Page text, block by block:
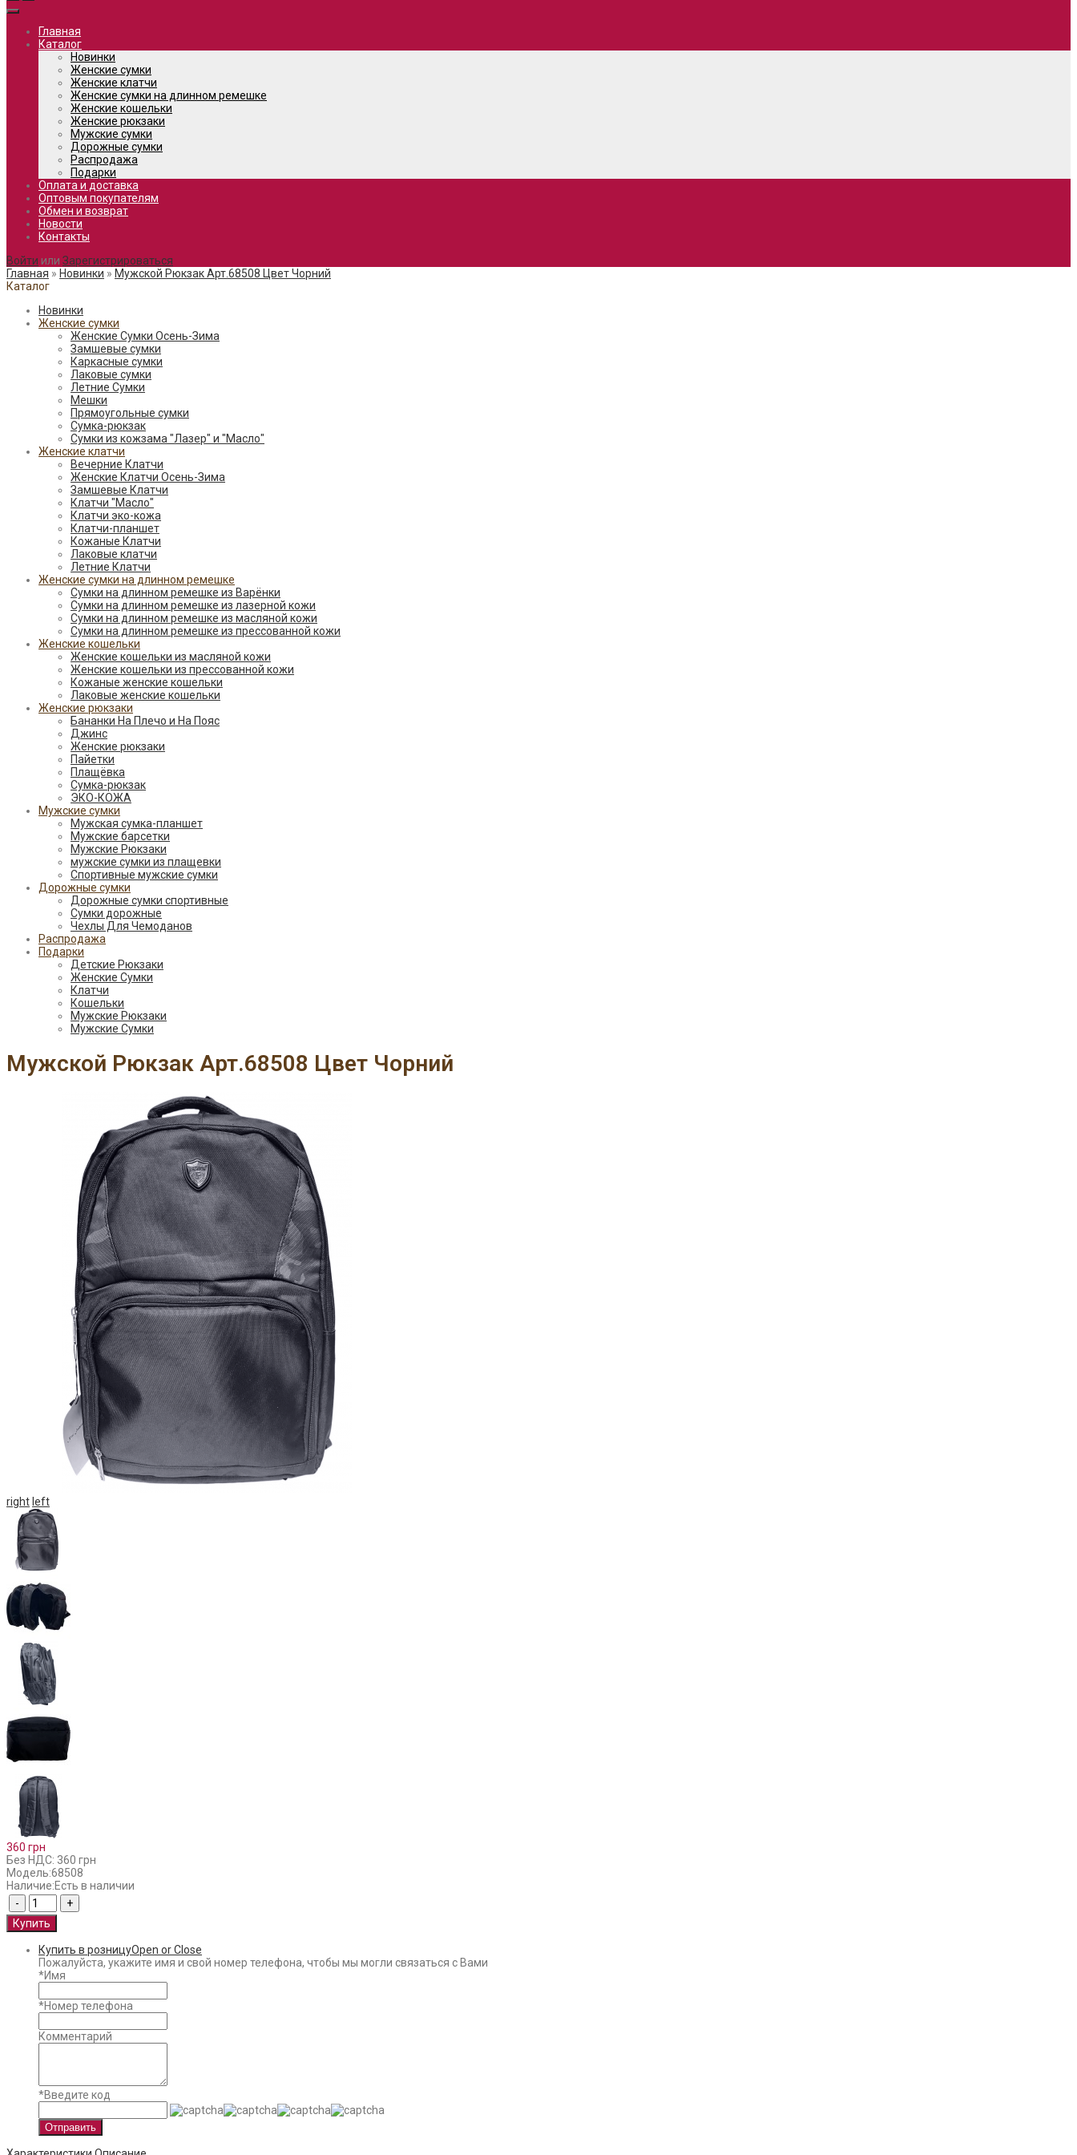
Главная
Каталог
Новинки
Женские сумки
Женские клатчи
Женские сумки на длинном ремешке
Женские кошельки
Женские рюкзаки
Мужские сумки
Дорожные сумки
Распродажа
Подарки
Оплата и доставка
Оптовым покупателям
Обмен и возврат
Новости
Контакты
Войти или Зарегистрироваться
Главная » Новинки » Мужской Рюкзак Арт.68508 Цвет Чорний
Каталог
Новинки
Женские сумки
Женские Сумки Осень-Зима
Замшевые сумки
Каркасные сумки
Лаковые сумки
Летние Сумки
Мешки
Прямоугольные сумки
Сумка-рюкзак
Сумки из кожзама "Лазер" и "Масло"
Женские клатчи
Вечерние Клатчи
Женские Клатчи Осень-Зима
Замшевые Клатчи
Клатчи "Масло"
Клатчи эко-кожа
Клатчи-планшет
Кожаные Клатчи
Лаковые клатчи
Летние Клатчи
Женские сумки на длинном ремешке
Сумки на длинном ремешке из Варёнки
Сумки на длинном ремешке из лазерной кожи
Сумки на длинном ремешке из масляной кожи
Сумки на длинном ремешке из прессованной кожи
Женские кошельки
Женские кошельки из масляной кожи
Женские кошельки из прессованной кожи
Кожаные женские кошельки
Лаковые женские кошельки
Женские рюкзаки
Бананки На Плечо и На Пояс
Джинс
Женские рюкзаки
Пайетки
Плащёвка
Сумка-рюкзак
ЭКО-КОЖА
Мужские сумки
Мужская сумка-планшет
Мужские барсетки
Мужские Рюкзаки
мужские сумки из плащевки
Спортивные мужские сумки
Дорожные сумки
Дорожные сумки спортивные
Сумки дорожные
Чехлы Для Чемоданов
Распродажа
Подарки
Детские Рюкзаки
Женские Сумки
Клатчи
Кошельки
Мужские Рюкзаки
Мужские Сумки
Мужской Рюкзак Арт.68508 Цвет Чорний
rightleft
360 грн
Без НДС: 360 грн
Модель:68508
Наличие:Есть в наличии
Купить в розницуOpen or Close
Пожалуйста, укажите имя и свой номер телефона, чтобы мы могли связаться с Вами
*Имя
*Номер телефона
Комментарий
*Введите код
Отправить